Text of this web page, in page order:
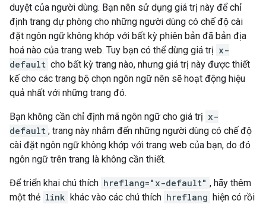
duyệt của người dùng. Bạn nên sử dụng giá trị này để chỉ
định trang dự phòng cho những người dùng có chế độ cài
đặt ngôn ngữ không khớp với bất kỳ phiên bản đã bản địa
hoá nào của trang web. Tuy bạn có thể dùng giá trị x-
default cho bất kỳ trang nào, nhưng giá trị này được thiết
kế cho các trang bộ chọn ngôn ngữ nên sẽ hoạt động hiệu
quả nhất với những trang đó.
Bạn không cần chỉ định mã ngôn ngữ cho giá trị x-
default ; trang này nhắm đến những người dùng có chế độ
cài đặt ngôn ngữ không khớp với trang web của bạn, do đó
ngôn ngữ trên trang là không cần thiết.
Để triển khai chú thích hreflang="x-default" , hãy thêm
một thẻ link khác vào các chú thích hreflang hiện có rồi